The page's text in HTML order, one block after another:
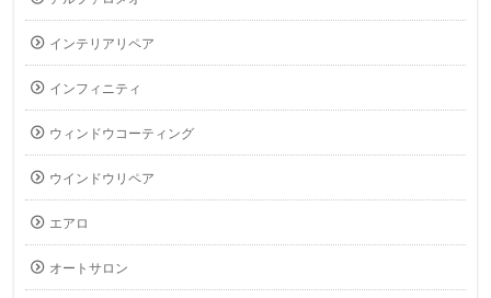
インテリアリペア
インフィニティ
ウィンドウコーティング
ウインドウリペア
エアロ
オートサロン